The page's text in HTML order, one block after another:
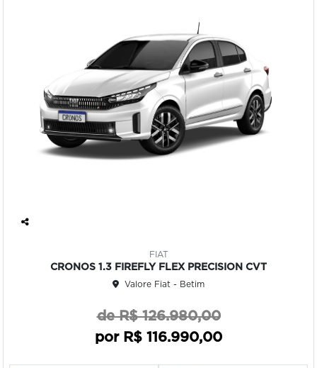
FIAT
CRONOS 1.3 FIREFLY FLEX PRECISION CVT
Valore Fiat - Betim
de R$ 126.980,00
por R$ 116.990,00